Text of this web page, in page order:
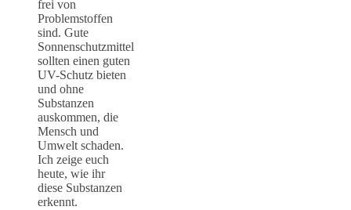
frei von
Problemstoffen
sind. Gute
Sonnenschutzmittel
sollten einen guten
UV-Schutz bieten
und ohne
Substanzen
auskommen, die
Mensch und
Umwelt schaden.
Ich zeige euch
heute, wie ihr
diese Substanzen
erkennt.